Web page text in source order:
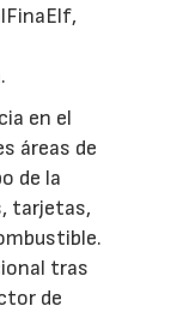
en el
áreas de
de la
tarjetas,
tras
de